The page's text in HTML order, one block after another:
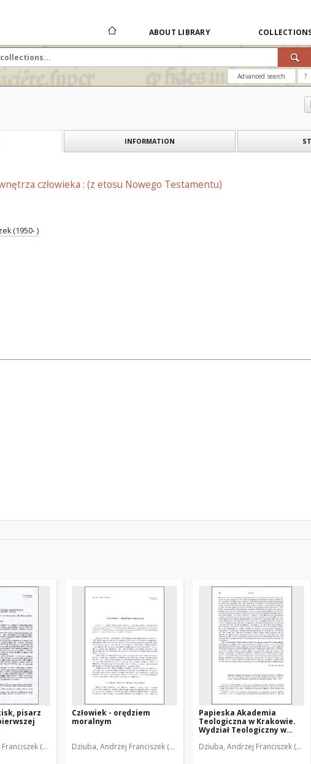
ABOUT LIBRARY
Advanced search ?
INFORMATION
człowieka : (z etosu Nowego Testamentu)
(1950- )
pisarz
(1950- )
Człowiek - orędziem
moralnym
Dziuba, Andrzej Franciszek (1950- )
Papieska Akademia
Teologiczna w Krakowie.
Wydział Teologiczny w
Księga Jubileuszowa :
Dziuba, Andrzej Franciszek